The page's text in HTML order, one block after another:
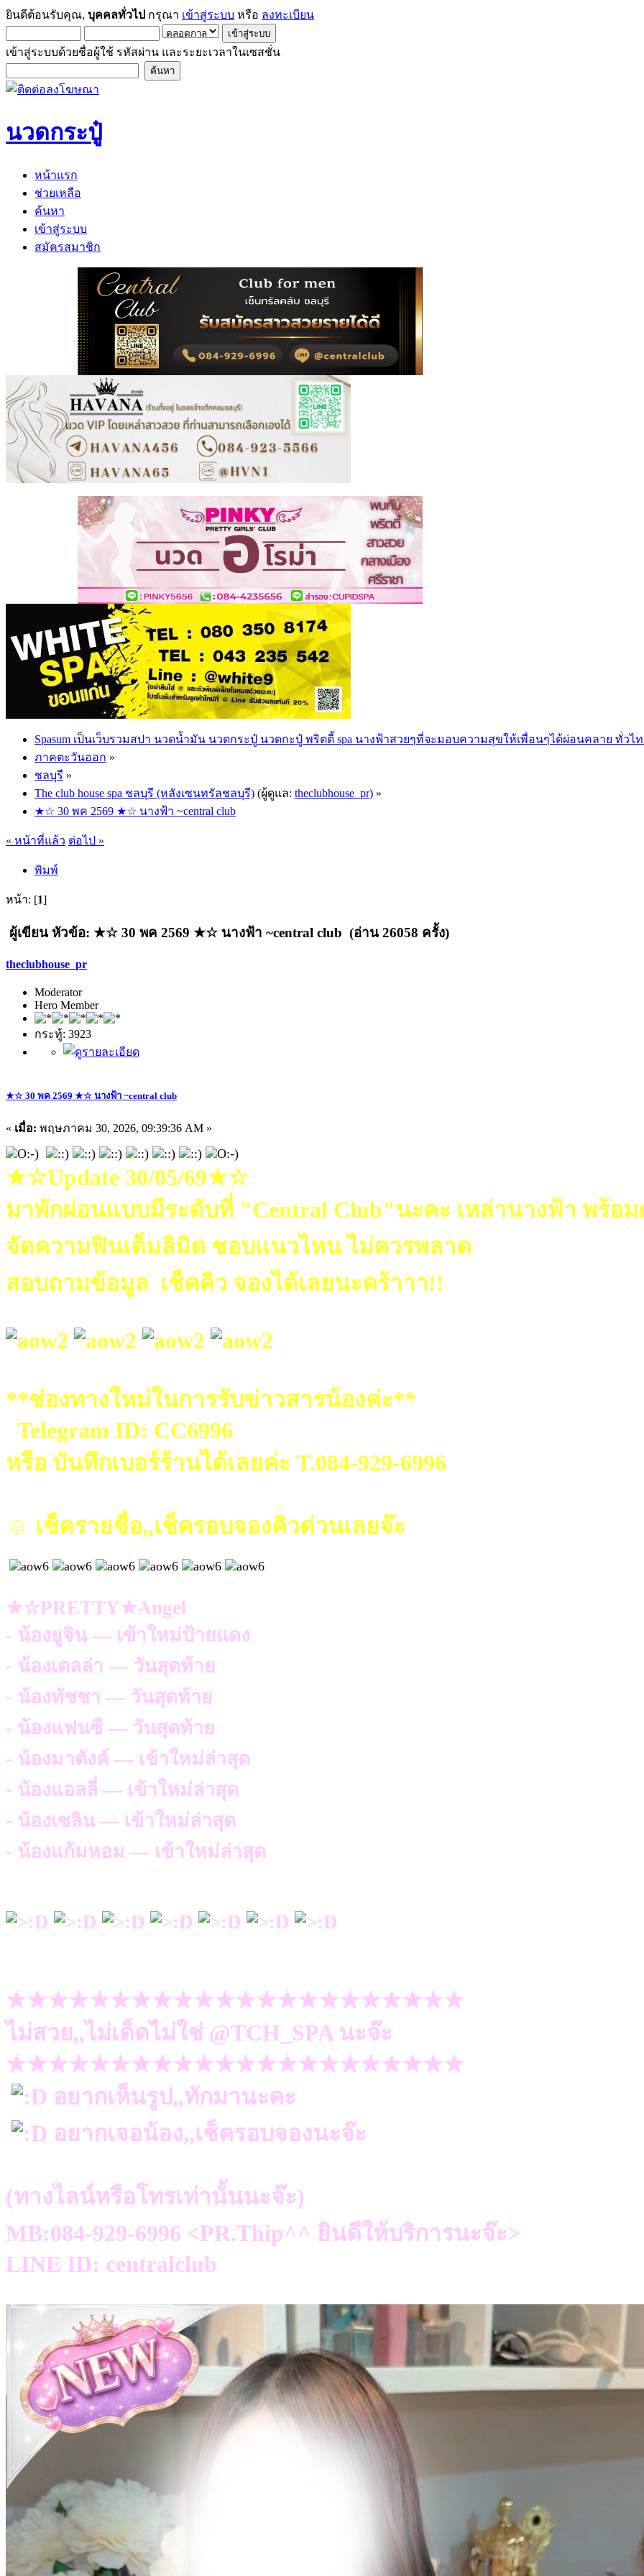
ยินดีต้อนรับคุณ, บุคคลทั่วไป กรุณา เข้าสู่ระบบ หรือ ลงทะเบียน
เข้าสู่ระบบด้วยชื่อผู้ใช้ รหัสผ่าน และระยะเวลาในเซสชั่น
นวดกระปู๋
หน้าแรก
ช่วยเหลือ
ค้นหา
เข้าสู่ระบบ
สมัครสมาชิก
Spasum เป็นเว็บรวมสปา นวดน้ำมัน นวดกระปู๋ นวดกะปู๋ พริตตี้ spa นางฟ้าสวยๆที่จะมอบความสุขให้เพื่อนๆได้ผ่อนคลาย ทั่วไ
ภาคตะวันออก »
ชลบุรี »
The club house spa ชลบุรี (หลังเซนทรัลชลบุรี) (ผู้ดูแล: theclubhouse_pr) »
★☆ 30 พค 2569 ★☆ นางฟ้า ~central club
« หน้าที่แล้ว ต่อไป »
พิมพ์
หน้า: [1]
ผู้เขียน หัวข้อ: ★☆ 30 พค 2569 ★☆ นางฟ้า ~central club (อ่าน 26058 ครั้ง)
theclubhouse_pr
Moderator
Hero Member
กระทู้: 3923
★☆ 30 พค 2569 ★☆ นางฟ้า ~central club
« เมื่อ: พฤษภาคม 30, 2026, 09:39:36 AM »
★☆Update 30/05/69★☆
มาพักผ่อนแบบมีระดับที่ "Central Club"นะคะ เหล่านางฟ้า พร้อ
จัดความฟินเต็มลิมิต ชอบแนวไหน ไม่ควรพลาด
สอบถามข้อมูล เช็คคิว จองได้เลยนะคร้าาา!!
**ช่องทางใหม่ในการรับข่าวสารน้องค่ะ**
Telegram ID: CC6996
หรือ บันทึกเบอร์ร้านได้เลยค่ะ T.084-929-6996
☺ เช็ครายชื่อ,,เช็ครอบจองคิวด่วนเลยจ๊ะ
★☆PRETTY★Angel
- น้องยูจิน — เข้าใหม่ป้ายแดง
- น้องเดลล่า — วันสุดท้าย
- น้องทัชชา — วันสุดท้าย
- น้องแฟนซี — วันสุดท้าย
- น้องมาตังค์ — เข้าใหม่ล่าสุด
- น้องแอลลี่ — เข้าใหม่ล่าสุด
- น้องเซลิน — เข้าใหม่ล่าสุด
- น้องแก้มหอม — เข้าใหม่ล่าสุด
★★★★★★★★★★★★★★★★★★★★★★
ไม่สวย,,ไม่เด็ดไม่ใช่ @TCH_SPA นะจ๊ะ
★★★★★★★★★★★★★★★★★★★★★★
อยากเห็นรูป,,ทักมานะคะ
อยากเจอน้อง,,เช็ครอบจองนะจ๊ะ
(ทางไลน์หรือโทรเท่านั้นนะจ๊ะ)
MB:084-929-6996 <PR.Thip^^ ยินดีให้บริการนะจ๊ะ>
LINE ID: centralclub